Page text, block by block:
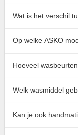
Wat is het verschil
Op welke ASKO
Hoeveel
Welk wasmiddel
Kan je ook